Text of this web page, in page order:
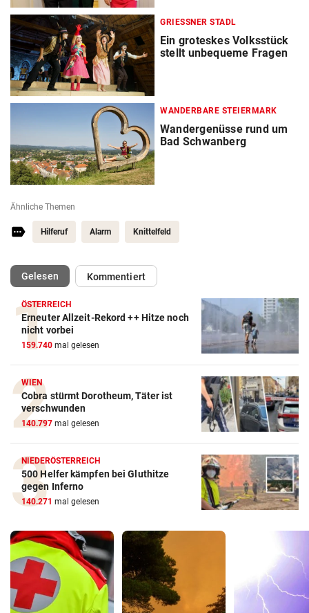
GRIESSNER STADL
Ein groteskes Volksstück
stellt unbequeme Fragen
WANDERBARE STEIERMARK
Wandergenüsse rund um
Bad Schwanberg
Ähnliche Themen
Hilferuf Alarm Knittelfeld
Gelesen(ausgewählt)Kommentiert
ÖSTERREICH
Erneuter Allzeit-Rekord ++ Hitze noch
nicht vorbei
159.740 mal gelesen
WIEN
Cobra stürmt Dorotheum, Täter ist
verschwunden
140.797 mal gelesen
NIEDERÖSTERREICH
500 Helfer kämpfen bei Gluthitze
gegen Inferno
140.271 mal gelesen